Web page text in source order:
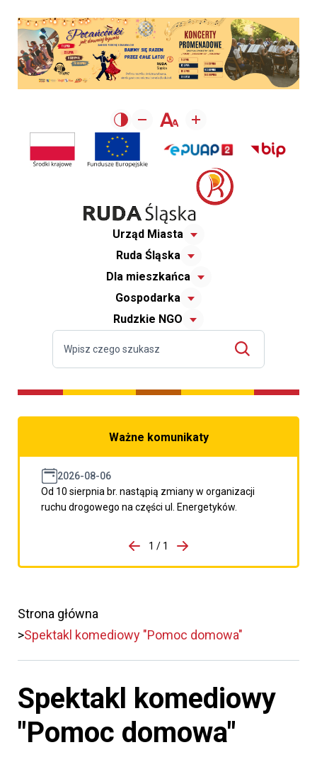
Urząd Miasta
Ruda Śląska
Dla mieszkańca
Gospodarka
Rudzkie NGO
Ważne komunikaty
2026-08-06
Od 10 sierpnia br. nastąpią zmiany w organizacji
ruchu drogowego na części ul. Energetyków.
porzpedniego komunikatu
1 / 1
Przejdź do następnego
Strona główna
Spektakl komediowy "Pomoc domowa"
Spektakl komediowy
"Pomoc domowa"